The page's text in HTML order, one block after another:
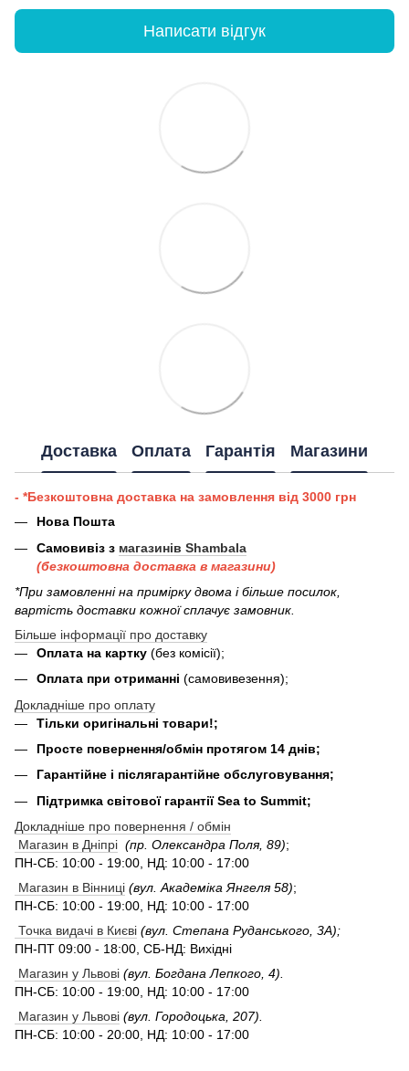
Написати відгук
Доставка Оплата Гарантія Магазини
- *Безкоштовна доставка на замовлення від 3000 грн
Нова Пошта
Самовивіз з магазинів Shambala
(безкоштовна доставка в магазини)
*При замовленні на примірку двома і більше посилок,
вартість доставки кожної сплачує замовник.
Більше інформації про доставку
Оплата на картку (без комісії);
Оплата при отриманні (самовивезення);
Докладніше про оплату
Тільки оригінальні товари!;
Просте повернення/обмін протягом 14 днів;
Гарантійне і післягарантійне обслуговування;
Підтримка світової гарантії Sea to Summit;
Докладніше про повернення / обмін
Магазин в Дніпрі (пр. Олександра Поля, 89);
ПН-СБ: 10:00 - 19:00, НД: 10:00 - 17:00
Магазин в Вінниці (вул. Академіка Янгеля 58);
ПН-СБ: 10:00 - 19:00, НД: 10:00 - 17:00
Точка видачі в Києві (вул. Степана Руданського, 3А);
ПН-ПТ 09:00 - 18:00, СБ-НД: Вихідні
Магазин у Львові (вул. Богдана Лепкого, 4).
ПН-СБ: 10:00 - 19:00, НД: 10:00 - 17:00
Магазин у Львові (вул. Городоцька, 207).
ПН-СБ: 10:00 - 20:00, НД: 10:00 - 17:00